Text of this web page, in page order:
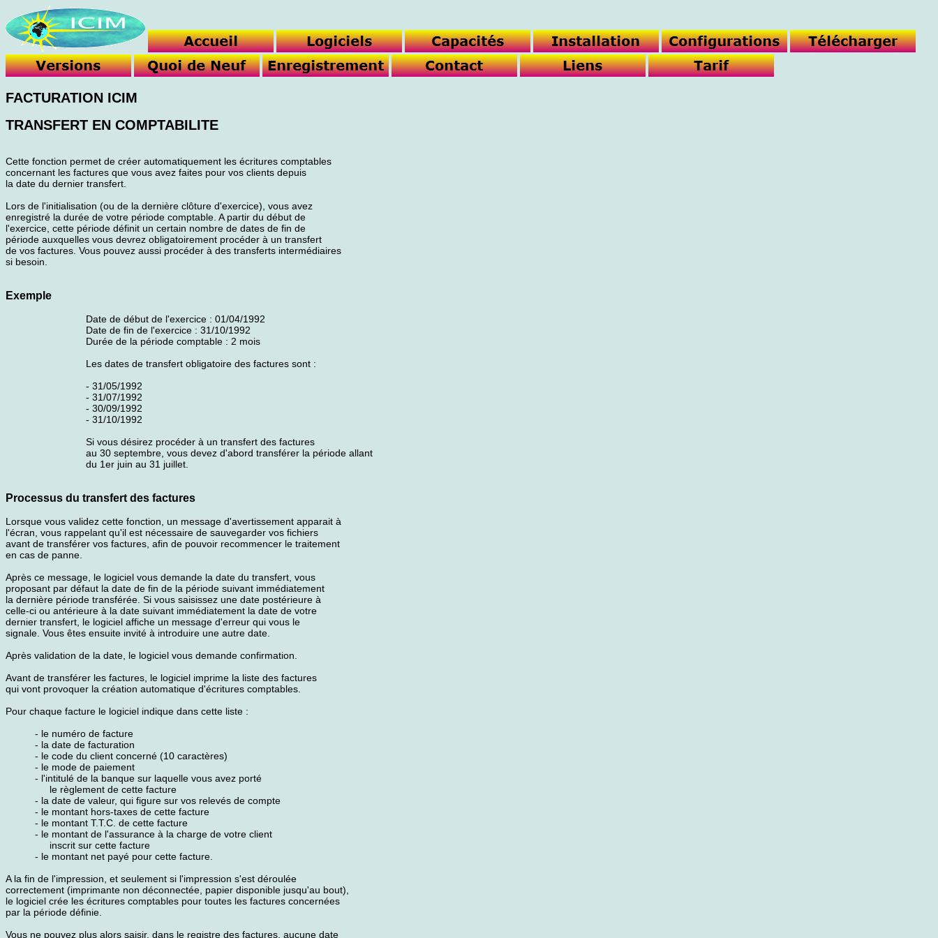
FACTURATION ICIM
TRANSFERT EN COMPTABILITE
Cette fonction permet de créer automatiquement les écritures comptables
concernant les factures que vous avez faites pour vos clients depuis
la date du dernier transfert.
Lors de l'initialisation (ou de la dernière clôture d'exercice), vous avez
enregistré la durée de votre période comptable. A partir du début de
l'exercice, cette période définit un certain nombre de dates de fin de
période auxquelles vous devrez obligatoirement procéder à un transfert
de vos factures. Vous pouvez aussi procéder à des transferts intermédiaires
si besoin.
Exemple
Date de début de l'exercice : 01/04/1992
Date de fin de l'exercice : 31/10/1992
Durée de la période comptable : 2 mois
Les dates de transfert obligatoire des factures sont :
- 31/05/1992
- 31/07/1992
- 30/09/1992
- 31/10/1992
Si vous désirez procéder à un transfert des factures
au 30 septembre, vous devez d'abord transférer la période allant
du 1er juin au 31 juillet.
Processus du transfert des factures
Lorsque vous validez cette fonction, un message d'avertissement apparait à
l'écran, vous rappelant qu'il est nécessaire de sauvegarder vos fichiers
avant de transférer vos factures, afin de pouvoir recommencer le traitement
en cas de panne.
Après ce message, le logiciel vous demande la date du transfert, vous
proposant par défaut la date de fin de la période suivant immédiatement
la dernière période transférée. Si vous saisissez une date postérieure à
celle-ci ou antérieure à la date suivant immédiatement la date de votre
dernier transfert, le logiciel affiche un message d'erreur qui vous le
signale. Vous êtes ensuite invité à introduire une autre date.
Après validation de la date, le logiciel vous demande confirmation.
Avant de transférer les factures, le logiciel imprime la liste des factures
qui vont provoquer la création automatique d'écritures comptables.
Pour chaque facture le logiciel indique dans cette liste :
- le numéro de facture
- la date de facturation
- le code du client concerné (10 caractères)
- le mode de paiement
- l'intitulé de la banque sur laquelle vous avez porté
le règlement de cette facture
- la date de valeur, qui figure sur vos relevés de compte
- le montant hors-taxes de cette facture
- le montant T.T.C. de cette facture
- le montant de l'assurance à la charge de votre client
inscrit sur cette facture
- le montant net payé pour cette facture.
A la fin de l'impression, et seulement si l'impression s'est déroulée
correctement (imprimante non déconnectée, papier disponible jusqu'au bout),
le logiciel crée les écritures comptables pour toutes les factures concernées
par la période définie.
Vous ne pouvez plus alors saisir, dans le registre des factures, aucune date